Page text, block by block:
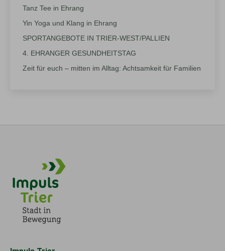
Tanz Tee in Ehrang
Yin Yoga und Klang in Ehrang
SPORTANGEBOTE IN TRIER-WEST/PALLIEN
4. EHRANGER GESUNDHEITSTAG
Zeit für euch – mitten im Alltag: Achtsamkeit für Familien